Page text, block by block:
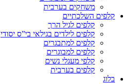
משחקים בערבית
קלפים השלכתיים
קלפים לגיל הרך
קלפים לילדים בגילאי בי”ס יסודי
קלפים למתבגרים
קלפים למבוגרים
קלפי מעגלי נשים
קלפים בערבית
בלוג